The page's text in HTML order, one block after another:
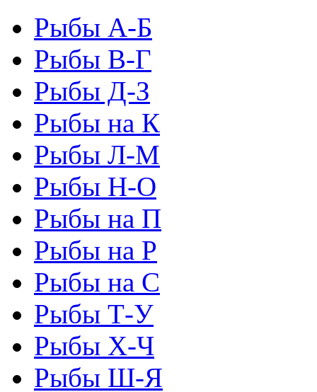
Рыбы А-Б
Рыбы В-Г
Рыбы Д-З
Рыбы на К
Рыбы Л-М
Рыбы Н-О
Рыбы на П
Рыбы на Р
Рыбы на С
Рыбы Т-У
Рыбы Х-Ч
Рыбы Ш-Я